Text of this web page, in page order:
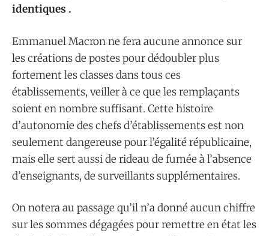
identiques .
Emmanuel Macron ne fera aucune annonce sur
les créations de postes pour dédoubler plus
fortement les classes dans tous ces
établissements, veiller à ce que les remplaçants
soient en nombre suffisant. Cette histoire
d’autonomie des chefs d’établissements est non
seulement dangereuse pour l’égalité républicaine,
mais elle sert aussi de rideau de fumée à l’absence
d’enseignants, de surveillants supplémentaires.
On notera au passage qu’il n’a donné aucun chiffre
sur les sommes dégagées pour remettre en état les